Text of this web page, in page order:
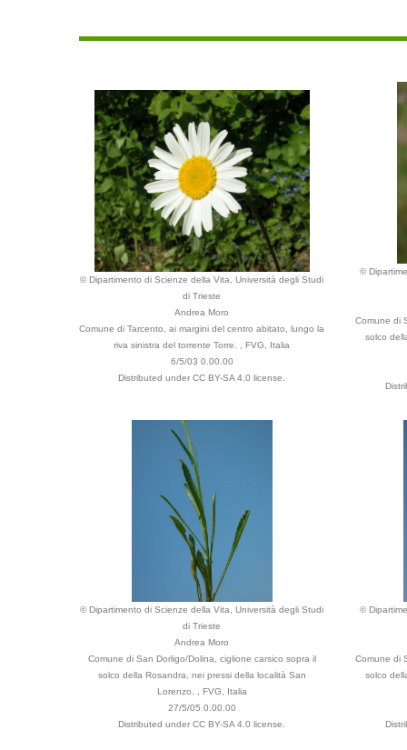
© Dipartimento di Scienze della Vita, Università degli Studi
di Trieste
Andrea Moro
Comune di Tarcento, ai margini del centro abitato, lungo la
riva sinistra del torrente Torre. , FVG, Italia
6/5/03 0.00.00
Distributed under CC BY-SA 4.0 license.
©
Comune di
solco
© Dipartimento di Scienze della Vita, Università degli Studi
di Trieste
Andrea Moro
Comune di San Dorligo/Dolina, ciglione carsico sopra il
solco della Rosandra, nei pressi della località San
Lorenzo. , FVG, Italia
27/5/05 0.00.00
Distributed under CC BY-SA 4.0 license.
©
Comune di
solco